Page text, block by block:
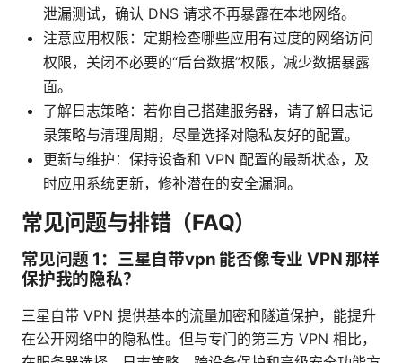
泄漏测试，确认 DNS 请求不再暴露在本地网络。
注意应用权限：定期检查哪些应用有过度的网络访问
权限，关闭不必要的“后台数据”权限，减少数据暴露
面。
了解日志策略：若你自己搭建服务器，请了解日志记
录策略与清理周期，尽量选择对隐私友好的配置。
更新与维护：保持设备和 VPN 配置的最新状态，及
时应用系统更新，修补潜在的安全漏洞。
常见问题与排错（FAQ）
常见问题 1：三星自带vpn 能否像专业 VPN 那样
保护我的隐私？
三星自带 VPN 提供基本的流量加密和隧道保护，能提升
在公开网络中的隐私性。但与专门的第三方 VPN 相比，